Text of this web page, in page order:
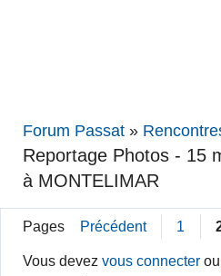
Forum Passat »
Reportage Photos - 15
à MONTELIMAR
Pages Précédent 1
Vous devezvous connecter